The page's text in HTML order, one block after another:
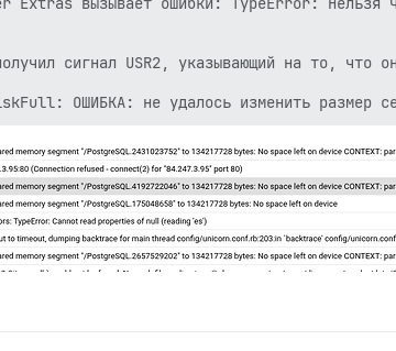
сигнал USR2, указывающий на